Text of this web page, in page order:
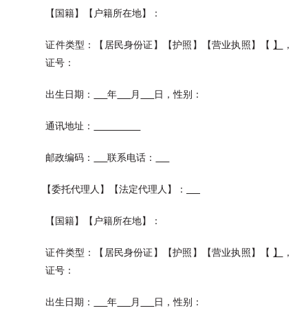
【国籍】【户籍所在地】：
证件类型：【居民身份证】【护照】【营业执照】【 】
，
证号：
出生日期： 年 月 日，性别：
通讯地址：
邮政编码： 联系电话：
【委托代理人】【法定代理人】：
【国籍】【户籍所在地】：
证件类型：【居民身份证】【护照】【营业执照】【 】
，
证号：
出生日期： 年 月 日，性别：